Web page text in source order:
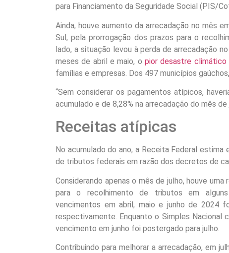
para Financiamento da Seguridade Social (PIS/
Ainda, houve aumento da arrecadação no mês
Sul, pela prorrogação dos prazos para o
lado, a situação levou à perda de arrecadação
meses de abril e maio, o pior desastre climático
famílias e empresas. Dos 497 municípios
“Sem considerar os pagamentos atípicos,
acumulado e de 8,28% na arrecadação do mês
Receitas atípicas
No acumulado do ano, a Receita Federal
de tributos federais em razão dos decretos de
Considerando apenas o mês de julho, houve
para o recolhimento de tributos em alguns
vencimentos em abril, maio e junho de 2024
respectivamente. Enquanto o Simples
vencimento em junho foi postergado para julho.
Contribuindo para melhorar a arrecadação, em